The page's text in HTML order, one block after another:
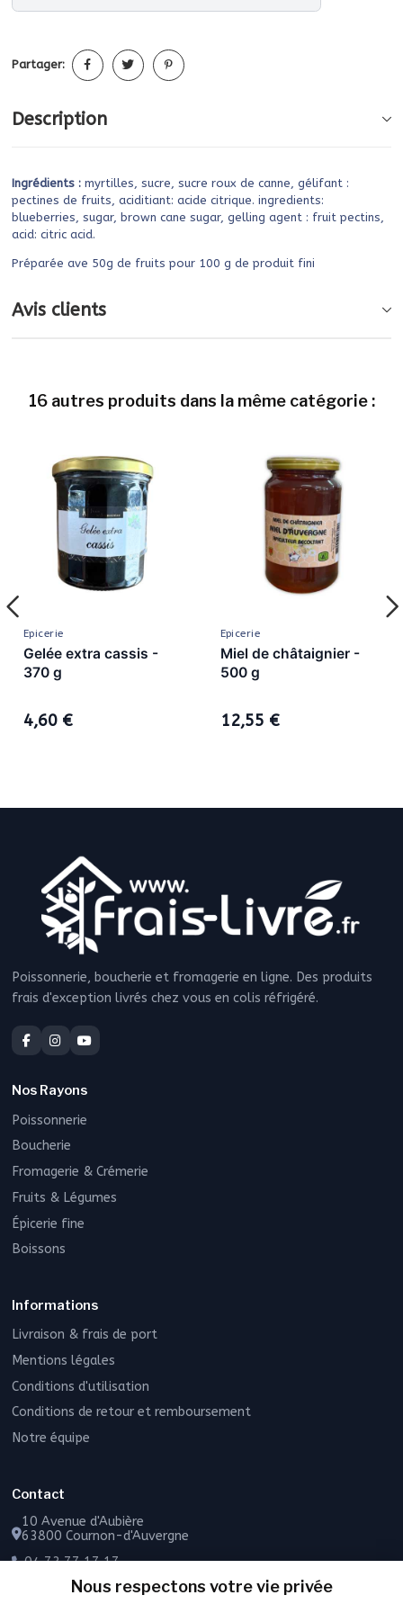
Partager:
Description
Ingrédients : myrtilles, sucre, sucre roux de canne, gélifant :
pectines de fruits, aciditiant: acide citrique. ingredients:
blueberries, sugar, brown cane sugar, gelling agent : fruit pectins,
acid: citric acid.
Préparée ave 50g de fruits pour 100 g de produit fini
Avis clients
16 autres produits dans la même catégorie :
Epicerie
Gelée extra cassis -
370 g
4,60 €
Epicerie
Miel de châtaignier -
500 g
12,55 €
Poissonnerie, boucherie et fromagerie en ligne. Des produits
frais d'exception livrés chez vous en colis réfrigéré.
Nos Rayons
Poissonnerie
Boucherie
Fromagerie & Crémerie
Fruits & Légumes
Épicerie fine
Boissons
Informations
Livraison & frais de port
Mentions légales
Conditions d'utilisation
Conditions de retour et remboursement
Notre équipe
Contact
10 Avenue d'Aubière
63800 Cournon-d'Auvergne
04 73 77 17 17
06 49 55 43 72Nous respectons votre vie privée